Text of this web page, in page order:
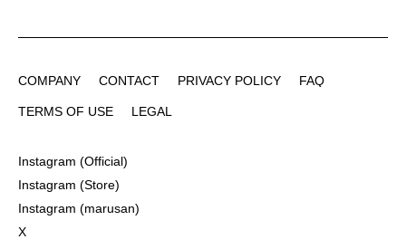
COMPANY
CONTACT
PRIVACY POLICY
FAQ
TERMS OF USE
LEGAL
Instagram (Official)
Instagram (Store)
Instagram (marusan)
X